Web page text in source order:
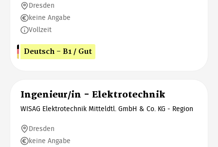
Dresden
keine Angabe
Vollzeit
Deutsch - B1 / Gut
Ingenieur/in - Elektrotechnik
WISAG Elektrotechnik Mitteldtl. GmbH & Co. KG - Region
Dresden
keine Angabe